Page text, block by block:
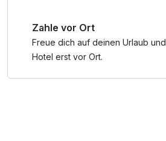
Wohlfühlmomente freuen:
Finnischen Sauna, im Dampfbad
Im hoteleigenen Café genießt ihr
Zahle vor Ort
Freue dich auf deinen Urlaub
Hotel erst vor Ort.